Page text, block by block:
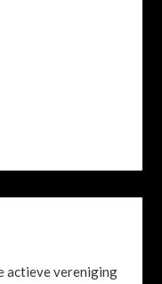
actieve vereniging